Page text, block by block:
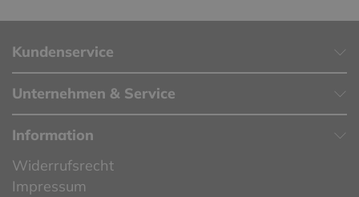
Kundenservice
Unternehmen & Service
Information
Widerrufsrecht
Impressum